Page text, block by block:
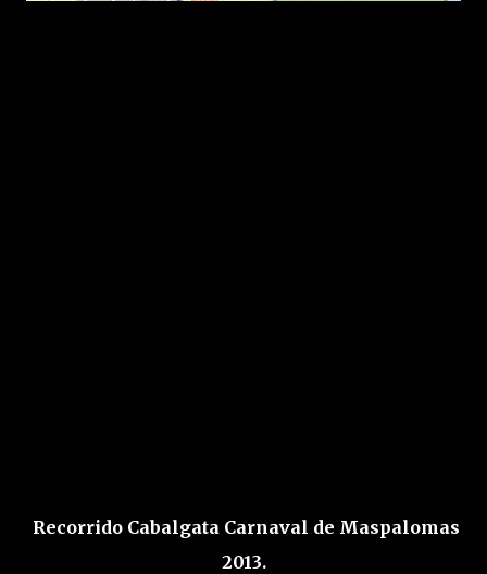
Recorrido Cabalgata Carnaval de Maspalomas
2013.